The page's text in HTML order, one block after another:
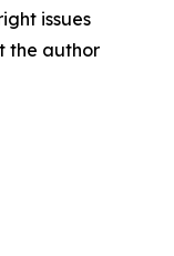
issues
the author